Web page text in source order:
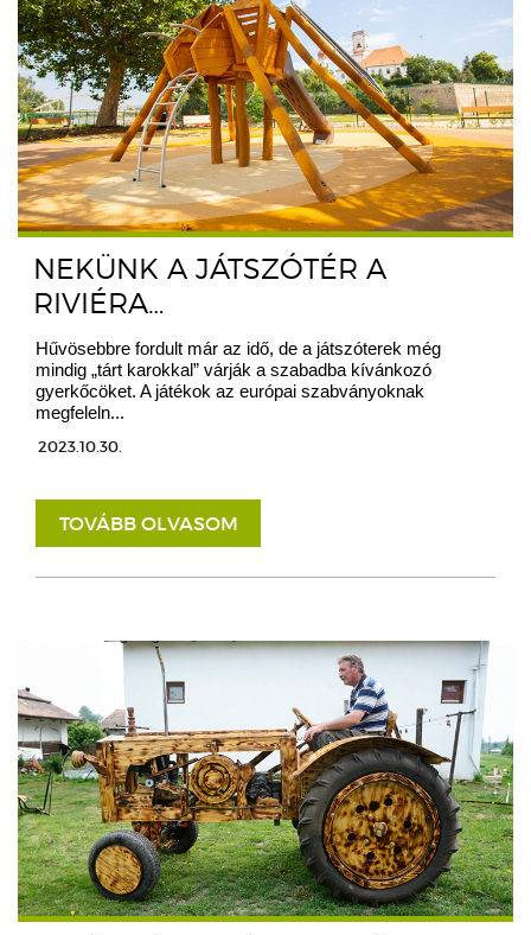
NEKÜNK A JÁTSZÓTÉR A
RIVIÉRA…
Hűvösebbre fordult már az idő, de a játszóterek még
mindig „tárt karokkal” várják a szabadba kívánkozó
gyerkőcöket. A játékok az európai szabványoknak
megfeleln...
2023.10.30.
TOVÁBB OLVASOM